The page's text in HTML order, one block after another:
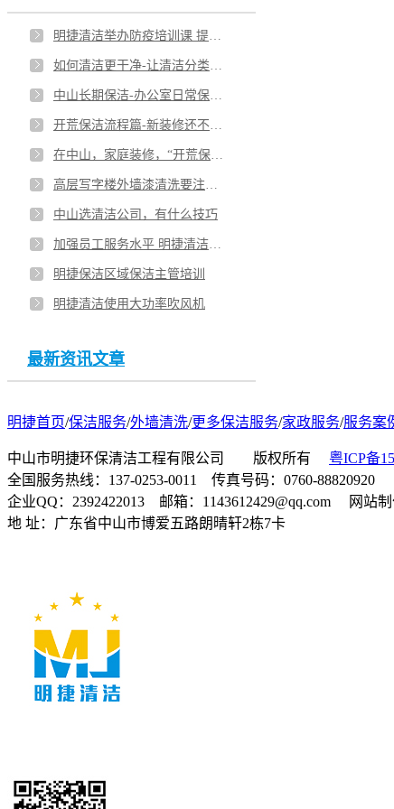
现代保洁公司如何适应清洗保洁行业发展趋势
明捷清洁举办防疫培训课 提高员工健康安全意识
如何清洁更干净-让清洁分类更明了
中山长期保洁-办公室日常保洁清洗托管
开荒保洁流程篇-新装修还不知道怎么保洁吗
在中山，家庭装修，“开荒保洁”啥时候做？
高层写字楼外墙漆清洗要注意哪些问题
中山选清洁公司，有什么技巧
加强员工服务水平 明捷清洁对保洁主管进行培训
明捷保洁区域保洁主管培训
明捷清洁使用大功率吹风机
最新资讯文章
明捷首页/保洁服务/外墙清洗/更多保洁服务/家政服务/服务案
中山市明捷环保清洁工程有限公司 版权所有 粤ICP备
全国服务热线：137-0253-0011 传真号码：0760-88820920
企业QQ：2392422013 邮箱：1143612429@qq.com 网站制
地 址：广东省中山市博爱五路朗晴轩2栋7卡